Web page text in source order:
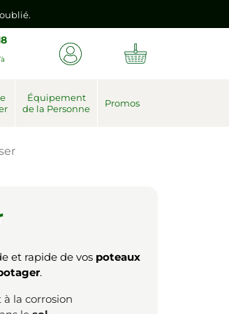
votre nouvel espace client.
oublié.Équipement
de la Personne
Promos
et rapide de vos poteaux
.
à la corrosion